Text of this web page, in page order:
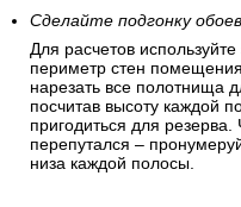
Сделайте подгонку
Для расчетов
периметр стен
нарезать все полотнища
посчитав высоту каждой
пригодиться для
перепутался –
низа каждой полосы.